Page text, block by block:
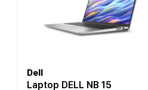
Dell
Laptop DELL NB 15